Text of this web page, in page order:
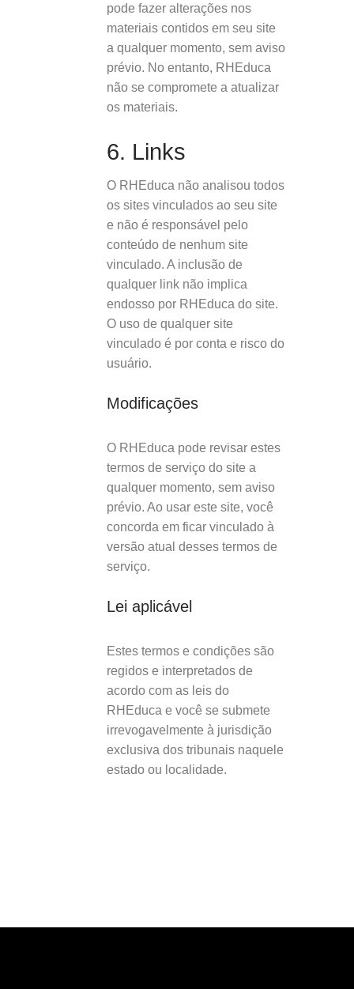
pode fazer alterações nos
materiais contidos em seu site
a qualquer momento, sem aviso
prévio. No entanto, RHEduca
não se compromete a atualizar
os materiais.
6. Links
O RHEduca não analisou todos
os sites vinculados ao seu site
e não é responsável pelo
conteúdo de nenhum site
vinculado. A inclusão de
qualquer link não implica
endosso por RHEduca do site.
O uso de qualquer site
vinculado é por conta e risco do
usuário.
Modificações
O RHEduca pode revisar estes
termos de serviço do site a
qualquer momento, sem aviso
prévio. Ao usar este site, você
concorda em ficar vinculado à
versão atual desses termos de
serviço.
Lei aplicável
Estes termos e condições são
regidos e interpretados de
acordo com as leis do
RHEduca e você se submete
irrevogavelmente à jurisdição
exclusiva dos tribunais naquele
estado ou localidade.